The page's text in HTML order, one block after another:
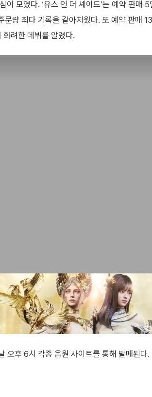
이 모였다. ‘유스 인 더 셰이드’는 예약 판매 5
량 최다 기록을 갈아치웠다. 또 예약 판매 13
려한 데뷔를 알렸다.
오후 6시 각종 음원 사이트를 통해 발매된다.